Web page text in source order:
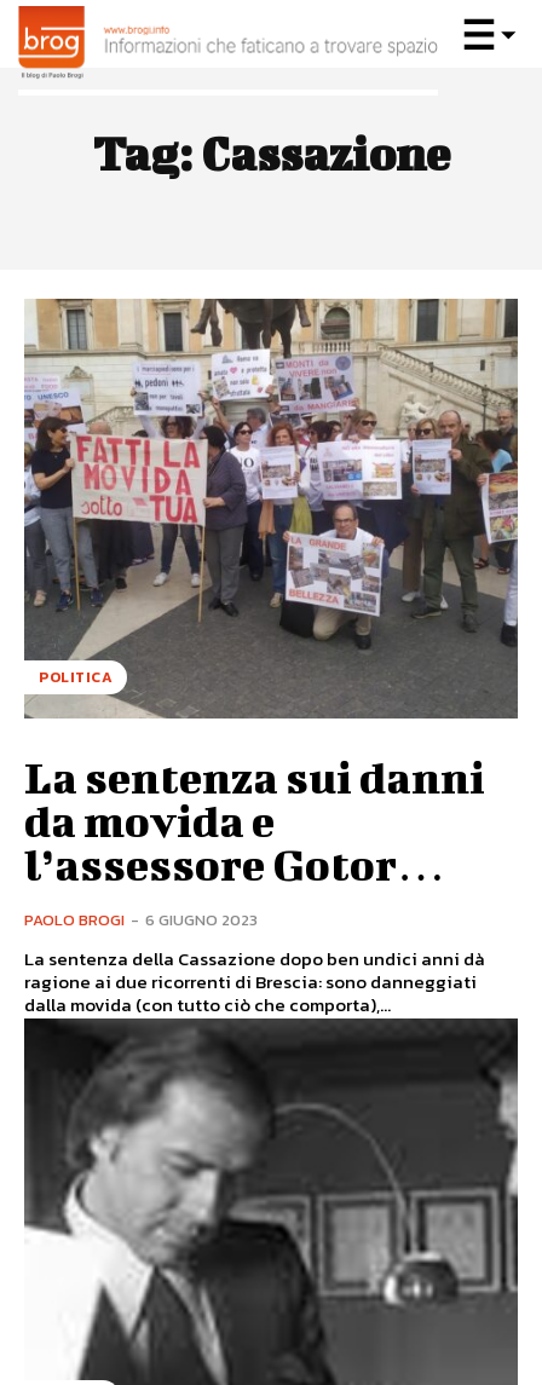
Tag: Cassazione
POLITICA
La sentenza sui danni
da movida e
l’assessore Gotor…
PAOLO BROGI - 6 GIUGNO 2023
La sentenza della Cassazione dopo ben undici anni dà
ragione ai due ricorrenti di Brescia: sono danneggiati
dalla movida (con tutto ciò che comporta),...